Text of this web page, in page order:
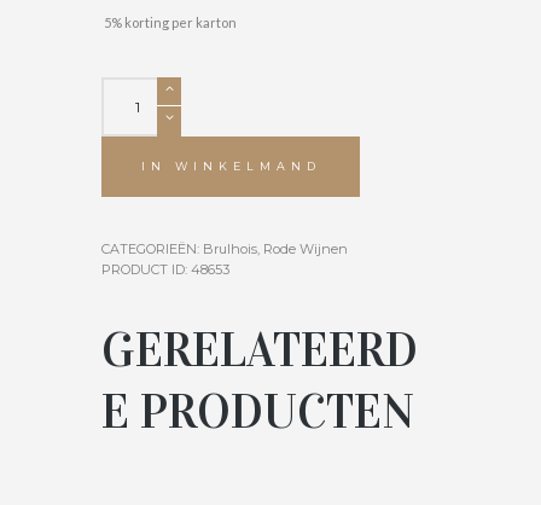
5% korting per karton
Grand
MAGNUMIN WINKELMAND
CATEGORIEËN: Brulhois, Rode Wijnen
PRODUCT ID: 48653
GERELATEERD
E PRODUCTEN